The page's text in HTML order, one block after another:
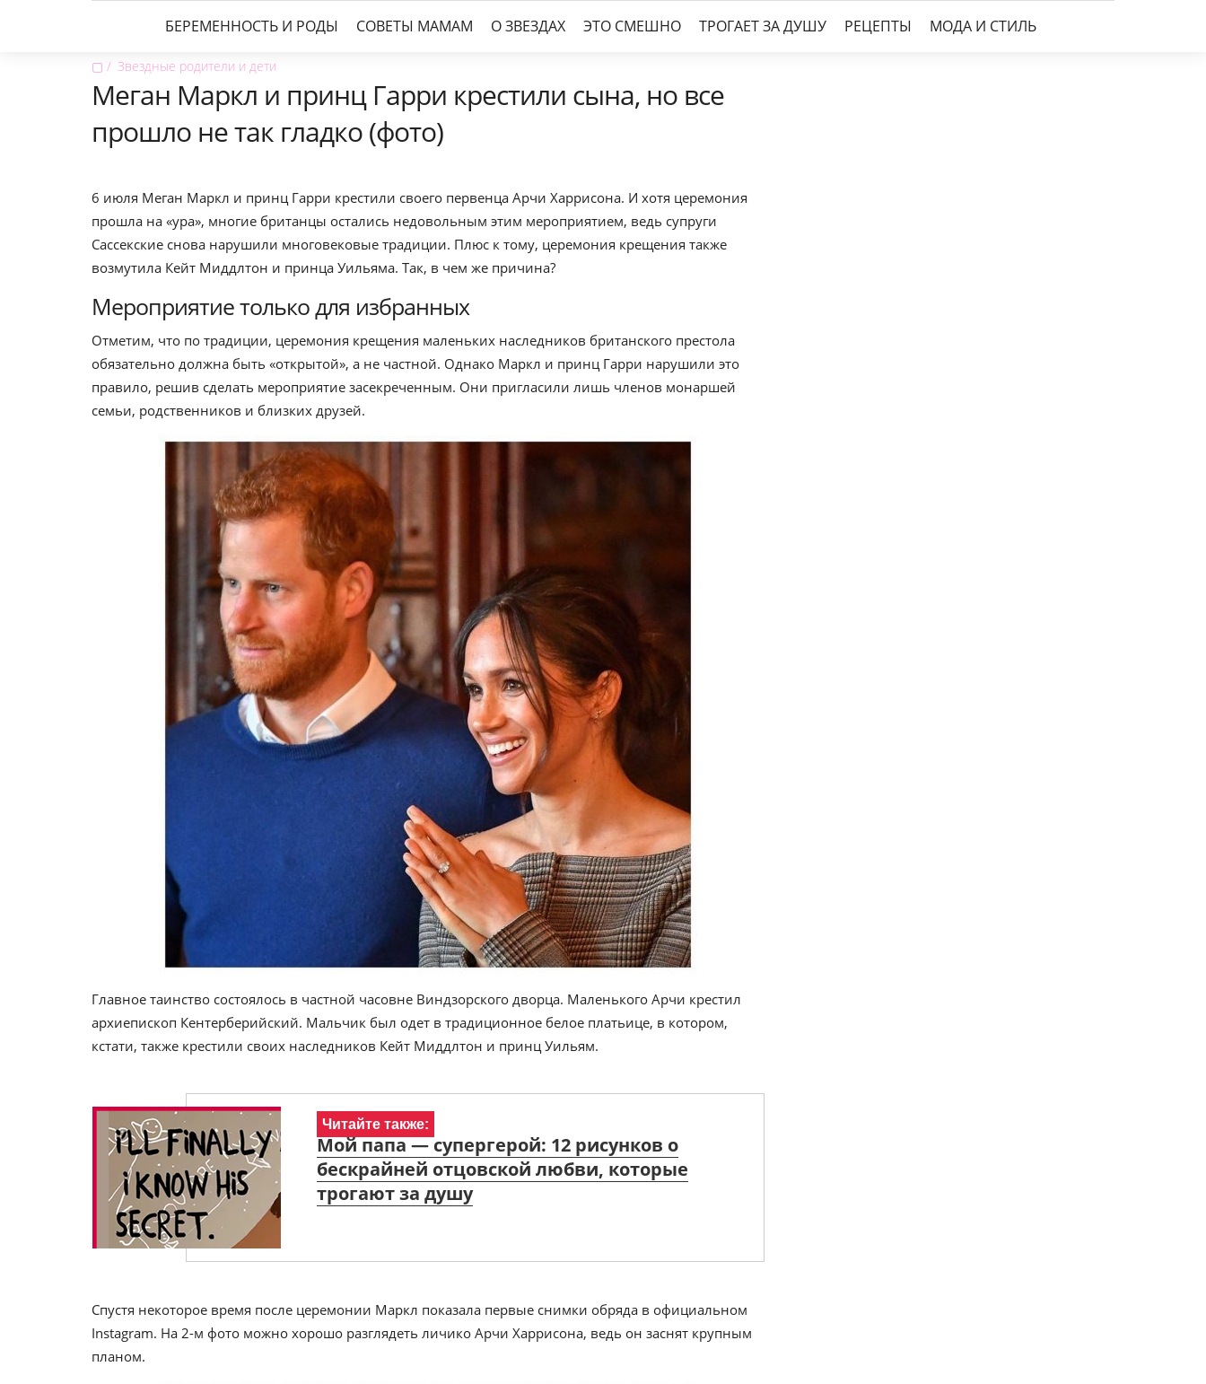
БЕРЕМЕННОСТЬ И РОДЫ СОВЕТЫ МАМАМ О ЗВЕЗДАХ ЭТО СМЕШНО ТРОГАЕТ ЗА ДУШУ РЕЦЕПТЫ МОДА И СТИЛЬ
▢ Звездные родители и дети
Меган Маркл и принц Гарри крестили сына, но все
прошло не так гладко (фото)
6 июля Меган Маркл и принц Гарри крестили своего первенца Арчи Харрисона. И хотя церемония
прошла на «ура», многие британцы остались недовольным этим мероприятием, ведь супруги
Сассекские снова нарушили многовековые традиции. Плюс к тому, церемония крещения также
возмутила Кейт Миддлтон и принца Уильяма. Так, в чем же причина?
Мероприятие только для избранных
Отметим, что по традиции, церемония крещения маленьких наследников британского престола
обязательно должна быть «открытой», а не частной. Однако Маркл и принц Гарри нарушили это
правило, решив сделать мероприятие засекреченным. Они пригласили лишь членов монаршей
семьи, родственников и близких друзей.
Главное таинство состоялось в частной часовне Виндзорского дворца. Маленького Арчи крестил
архиепископ Кентерберийский. Мальчик был одет в традиционное белое платьице, в котором,
кстати, также крестили своих наследников Кейт Миддлтон и принц Уильям.
Читайте также:
Мой папа — супергерой: 12 рисунков о
бескрайней отцовской любви, которые
трогают за душу
Спустя некоторое время после церемонии Маркл показала первые снимки обряда в официальном
Instagram. На 2-м фото можно хорошо разглядеть личико Арчи Харрисона, ведь он заснят крупным
планом.